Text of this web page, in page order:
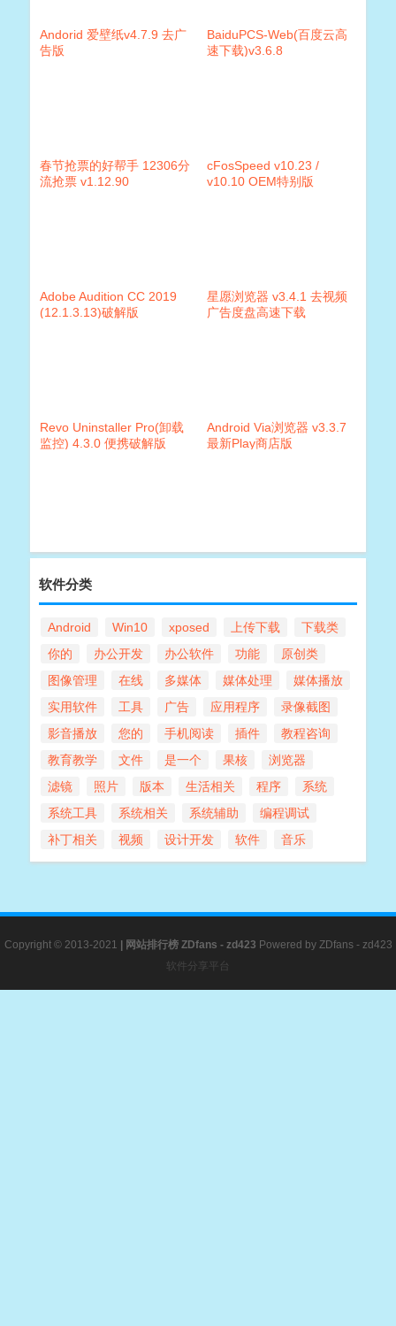
Andorid 爱壁纸v4.7.9 去广
告版
BaiduPCS-Web(百度云高
速下载)v3.6.8
春节抢票的好帮手 12306分
流抢票 v1.12.90
cFosSpeed v10.23 /
v10.10 OEM特别版
Adobe Audition CC 2019
(12.1.3.13)破解版
星愿浏览器 v3.4.1 去视频
广告度盘高速下载
Revo Uninstaller Pro(卸载
监控) 4.3.0 便携破解版
Android Via浏览器 v3.3.7
最新Play商店版
软件分类
Android Win10 xposed 上传下载
下载类
你的
办公开发 办公软件 功能
原创类
图像管理
在线 多媒体 媒体处理
媒体播放
实用软件
工具 广告 应用程序
录像截图
影音播放
您的 手机阅读 插件
教程咨询
教育教学
文件 是一个 果核
浏览器
滤镜
照片 版本 生活相关 程序
系统
系统工具
系统相关 系统辅助
编程调试
补丁相关
视频 设计开发 软件 音乐
Copyright © 2013-2021 网站排行榜ZDfans - zd423 Powered by ZDfans - zd423
软件分享平台